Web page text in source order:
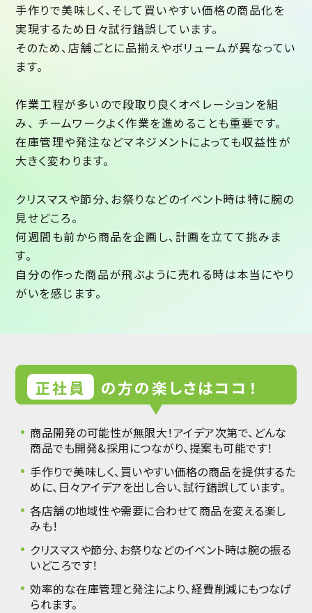
手作りで美味しく、そして買いやすい価格の商品化を
実現するため日々試行錯誤しています。
そのため、店舗ごとに品揃えやボリュームが異なってい
ます。
作業工程が多いので段取り良くオペレーションを組
み、 チームワークよく作業を進めることも重要です。
在庫管理や発注などマネジメントによっても収益性が
大きく変わります。
クリスマスや節分、お祭りなどのイベント時は特に腕の
見せどころ。
何週間も前から商品を企画し、計画を立てて挑みま
す。
自分の作った商品が飛ぶように売れる時は本当にやり
がいを感じます。
正社員 の方の楽しさはココ！
商品開発の可能性が無限大！アイデア次第で、どんな
商品でも開発&採用につながり、提案も可能です！
手作りで美味しく、買いやすい価格の商品を提供するた
めに、日々アイデアを出し合い、試行錯誤しています。
各店舗の地域性や需要に合わせて商品を変える楽し
みも！
クリスマスや節分、お祭りなどのイベント時は腕の振る
いどころです！
効率的な在庫管理と発注により、経費削減にもつなげ
られます。